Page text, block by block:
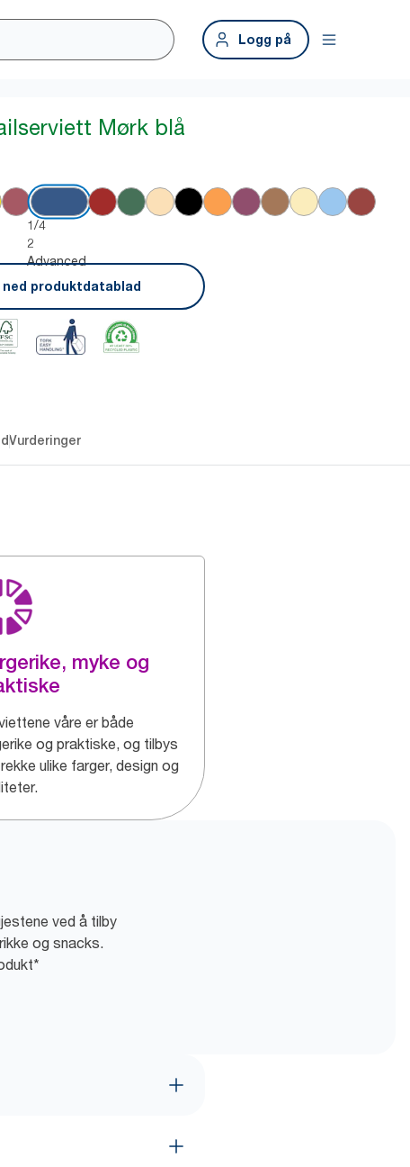
Logg på
Mørk blå
1/4
2
Advanced
ned produktdatablad
Vurderinger
myke og
våre er både
og praktiske, og tilbys
ulike farger, design og
ved å tilby
og snacks.